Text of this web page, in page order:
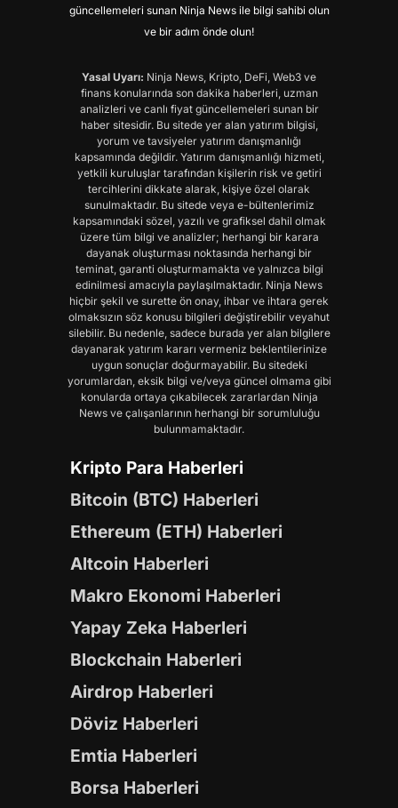
güncellemeleri sunan Ninja News ile bilgi sahibi olun
ve bir adım önde olun!
Yasal Uyarı: Ninja News, Kripto, DeFi, Web3 ve
finans konularında son dakika haberleri, uzman
analizleri ve canlı fiyat güncellemeleri sunan bir
haber sitesidir. Bu sitede yer alan yatırım bilgisi,
yorum ve tavsiyeler yatırım danışmanlığı
kapsamında değildir. Yatırım danışmanlığı hizmeti,
yetkili kuruluşlar tarafından kişilerin risk ve getiri
tercihlerini dikkate alarak, kişiye özel olarak
sunulmaktadır. Bu sitede veya e-bültenlerimiz
kapsamındaki sözel, yazılı ve grafiksel dahil olmak
üzere tüm bilgi ve analizler; herhangi bir karara
dayanak oluşturması noktasında herhangi bir
teminat, garanti oluşturmamakta ve yalnızca bilgi
edinilmesi amacıyla paylaşılmaktadır. Ninja News
hiçbir şekil ve surette ön onay, ihbar ve ihtara gerek
olmaksızın söz konusu bilgileri değiştirebilir veyahut
silebilir. Bu nedenle, sadece burada yer alan bilgilere
dayanarak yatırım kararı vermeniz beklentilerinize
uygun sonuçlar doğurmayabilir. Bu sitedeki
yorumlardan, eksik bilgi ve/veya güncel olmama gibi
konularda ortaya çıkabilecek zararlardan Ninja
News ve çalışanlarının herhangi bir sorumluluğu
bulunmamaktadır.
Kripto Para Haberleri
Bitcoin (BTC) Haberleri
Ethereum (ETH) Haberleri
Altcoin Haberleri
Makro Ekonomi Haberleri
Yapay Zeka Haberleri
Blockchain Haberleri
Airdrop Haberleri
Döviz Haberleri
Emtia Haberleri
Borsa Haberleri